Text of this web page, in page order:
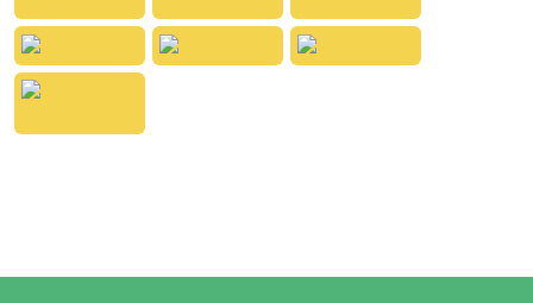
Optimismus, Lebensfreude und guter Vibes, der
kleine und große Meeresfans zum Mitsingen,
Mittanzen und Mitstrahlen einlädt. Flossen hoch,
denn das wird "Aquatastisch"!